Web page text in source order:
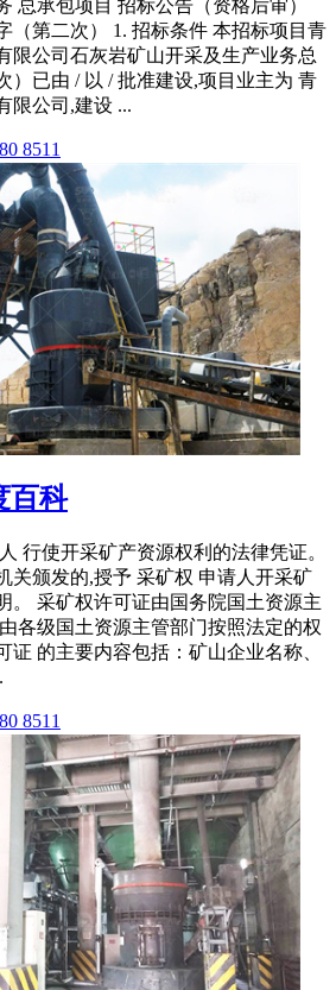
总承包项目 招标公告（资格后审）
（第二次） 1. 招标条件 本招标项目青
限公司石灰岩矿山开采及生产业务总
）已由 / 以 / 批准建设,项目业主为 青
限公司,建设 ...
8511
百科
行使开采矿产资源权利的法律凭证。
关颁发的,授予 采矿权 申请人开采矿
。 采矿权许可证由国务院国土资源主
各级国土资源主管部门按照法定的权
证 的主要内容包括：矿山企业名称、
8511